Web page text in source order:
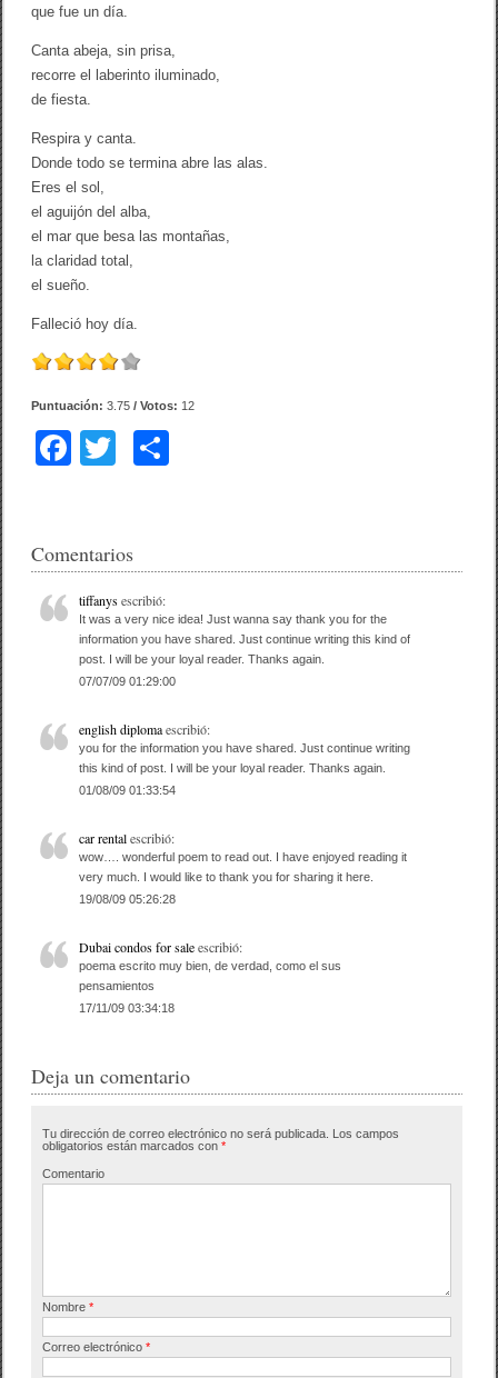
que fue un día.
Canta abeja, sin prisa,
recorre el laberinto iluminado,
de fiesta.
Respira y canta.
Donde todo se termina abre las alas.
Eres el sol,
el aguijón del alba,
el mar que besa las montañas,
la claridad total,
el sueño.
Falleció hoy día.
Puntuación:3.75 / Votos: 12
F
e
b
o
o
k
er
tir
Comentarios
tiffanysescribió:
It was a very nice idea! Just wanna say thank you for the
information you have shared. Just continue writing this kind of
post. I will be your loyal reader. Thanks again.
07/07/09 01:29:00
english diplomaescribió:
you for the information you have shared. Just continue writing
this kind of post. I will be your loyal reader. Thanks again.
01/08/09 01:33:54
car rentalescribió:
wow…. wonderful poem to read out. I have enjoyed reading it
very much. I would like to thank you for sharing it here.
19/08/09 05:26:28
Dubai condos for saleescribió:
poema escrito muy bien, de verdad, como el sus
pensamientos
17/11/09 03:34:18
Deja un comentario
Tu dirección de correo electrónico no será publicada. Los campos
obligatorios están marcados con*
Comentario
Nombre*
Correo electrónico*